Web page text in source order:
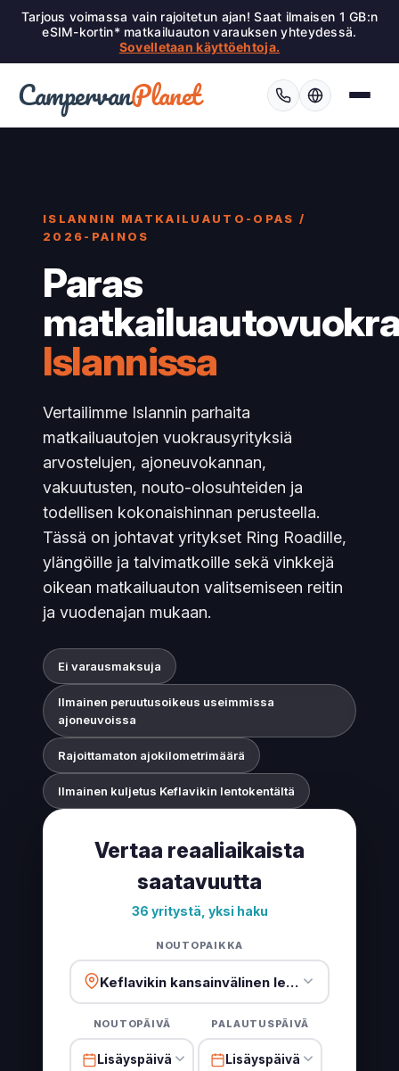
Tarjous voimassa vain rajoitetun ajan! Saat ilmaisen 1 GB:n
eSIM-kortin* matkailuauton varauksen yhteydessä.
Sovelletaan käyttöehtoja.
CampervanPlanet
ISLANNIN MATKAILUAUTO-OPAS /
2026-PAINOS
Paras
Islannissa
Vertailimme Islannin parhaita
matkailuautojen vuokrausyrityksiä
arvostelujen, ajoneuvokannan,
vakuutusten, nouto-olosuhteiden ja
todellisen kokonaishinnan perusteella.
Tässä on johtavat yritykset Ring Roadille,
ylängöille ja talvimatkoille sekä vinkkejä
oikean matkailuauton valitsemiseen reitin
ja vuodenajan mukaan.
Ei varausmaksuja
Ilmainen peruutusoikeus useimmissa
ajoneuvoissa
Rajoittamaton ajokilometrimäärä
Ilmainen kuljetus Keflavikin lentokentältä
Vertaa reaaliaikaista
saatavuutta
36 yritystä, yksi haku
NOUTOPAIKKA
Keflavikin kansainvälinen lentokenttä (KEF)
NOUTOPÄIVÄ
Lisäyspäivä
PALAUTUSPÄIVÄ
Lisäyspäivä